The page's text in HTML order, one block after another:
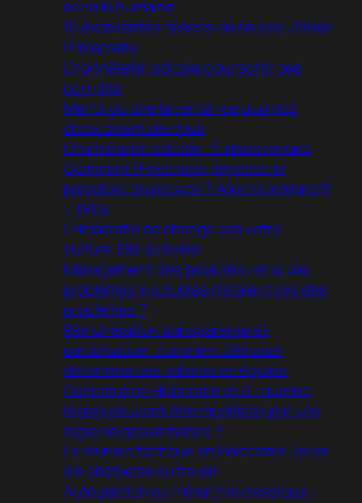
échelle humaine
10 excellentes raisons de ne pas utiliser
l’Holacratie
L’honnêteté radicale pour sortir des
non-dits
Mentir ou dire la vérité : ce que nos
choix disent de nous
L’honnêteté radicale : 5 idées reçues
Comment l’Holacratie dépasse le
paradoxe du pouvoir ? Aliocha Iordanoff
– TEDx
L’Holacratie ne change pas votre
culture. Elle la révèle.
Management des polarités : et si vos
problèmes insolubles n’étaient pas des
problèmes ?
Rémunération transparente et
participative : comment Sémawé
détermine ses salaires en équipe
Constitution Holacratie v5.0 : quelles
règles peuvent être modifiées par une
règle de gouvernance ?
La réunion tactique en Holacratie : lever
les obstacles au travail
Autogestion ou hiérarchie classique :